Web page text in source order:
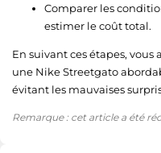
Comparer les
estimer le coût total.
En suivant ces étapes,
une Nike Streetgato
évitant les mauvaises
Remarque : cet article a été